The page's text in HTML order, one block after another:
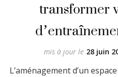
transformer
mis à jour le 28 juin
L’aménagement d’un